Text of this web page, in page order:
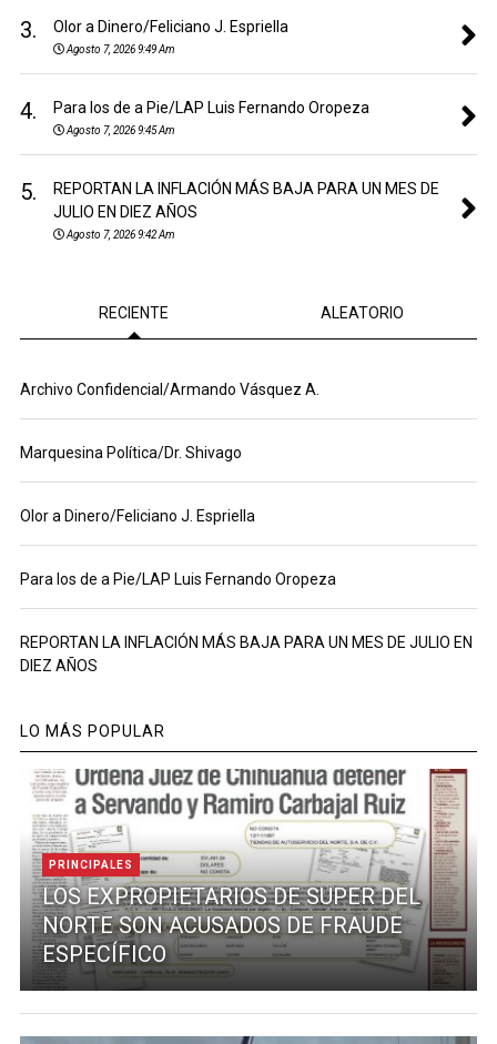
3. Olor a Dinero/Feliciano J. Espriella
Agosto 7, 2026 9:49 Am
4. Para los de a Pie/LAP Luis Fernando Oropeza
Agosto 7, 2026 9:45 Am
5.
REPORTAN LA INFLACIÓN MÁS BAJA PARA UN MES DE
JULIO EN DIEZ AÑOS
Agosto 7, 2026 9:42 Am
RECIENTE ALEATORIO
Archivo Confidencial/Armando Vásquez A.
Marquesina Política/Dr. Shivago
Olor a Dinero/Feliciano J. Espriella
Para los de a Pie/LAP Luis Fernando Oropeza
REPORTAN LA INFLACIÓN MÁS BAJA PARA UN MES DE JULIO EN
DIEZ AÑOS
LO MÁS POPULAR
PRINCIPALES
LOS EXPROPIETARIOS DE SUPER DEL
NORTE SON ACUSADOS DE FRAUDE
ESPECÍFICO